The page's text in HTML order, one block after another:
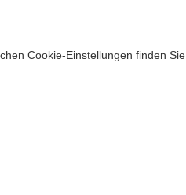
Cookie-Einstellungen finden Sie